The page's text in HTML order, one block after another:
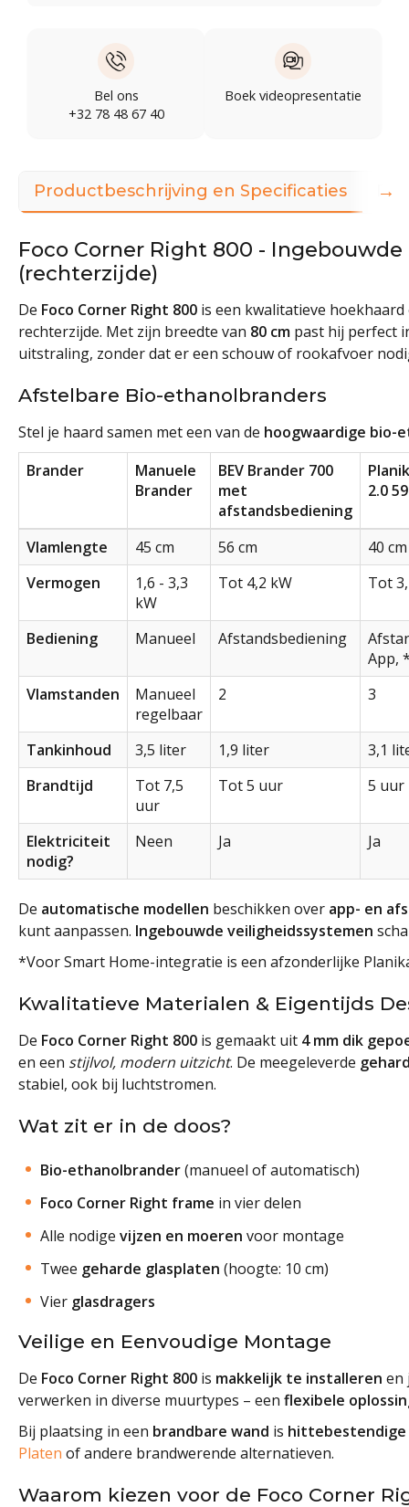
Bel ons
+32 78 48 67 40
Boek videopresentatie
Productbeschrijving en Specificaties
Foco Corner Right 800 -
(rechterzijde)
De Foco Corner Right 800 is een kwalitatieve
rechterzijde. Met zijn breedte van 80 cm past hij perfect
uitstraling, zonder dat er een schouw of rookafvoer
Afstelbare Bio-ethanolbranders
Stel je haard samen met een van de hoogwaardige bio-
Brander
Manuele
Brander
BEV Brander 700
met
afstandsbediening
2.0
Vlamlengte 45 cm 56 cm
40 cm
Vermogen
1,6 - 3,3
kW
Tot 4,2 kW Tot
Bediening Manueel Afstandsbediening
App,
Vlamstanden
Manueel
regelbaar
2 3
Tankinhoud 3,5 liter 1,9 liter
3,1
Brandtijd
Tot 7,5
uur
Tot 5 uur 5 uur
Elektriciteit
nodig?
Neen Ja Ja
De automatische modellen beschikken over app- en
kunt aanpassen. Ingebouwde veiligheidssystemen
*Voor Smart Home-integratie is een afzonderlijke
Kwalitatieve Materialen & Eigentijds
De Foco Corner Right 800 is gemaakt uit 4 mm dik
en een stijlvol, modern uitzicht. De meegeleverde
stabiel, ook bij luchtstromen.
Wat zit er in de doos?
Bio-ethanolbrander(manueel of automatisch)
Foco Corner Right frame in vier delen
Alle nodige vijzen en moeren voor montage
Twee geharde glasplaten (hoogte: 10 cm)
Vier glasdragers
Veilige en Eenvoudige Montage
De Foco Corner Right 800 is makkelijk te installeren en
verwerken in diverse muurtypes – een flexibele
Bij plaatsing in een brandbare wand is hittebestendige
Platen of andere brandwerende alternatieven.
Waarom kiezen voor de Foco Corner
→